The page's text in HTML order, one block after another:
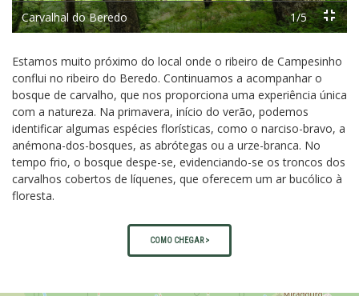
Carvalhal do Beredo 1/5
Estamos muito próximo do local onde o ribeiro de Campesinho
conflui no ribeiro do Beredo. Continuamos a acompanhar o
bosque de carvalho, que nos proporciona uma experiência única
com a natureza. Na primavera, início do verão, podemos
identificar algumas espécies florísticas, como o narciso-bravo, a
anémona-dos-bosques, as abrótegas ou a urze-branca. No
tempo frio, o bosque despe-se, evidenciando-se os troncos dos
carvalhos cobertos de líquenes, que oferecem um ar bucólico à
floresta.
COMO CHEGAR >